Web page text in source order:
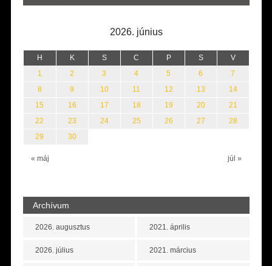
2026. június
H K S C P S V
« máj júl »
1 2 3 4 5 6
7
8
9 10 11 12 13
14
15
16 17 18 19 20
21
22
23 24 25 26 27
28
29
30
Archívum
2026. augusztus
2026. július
2021. április
2021. március